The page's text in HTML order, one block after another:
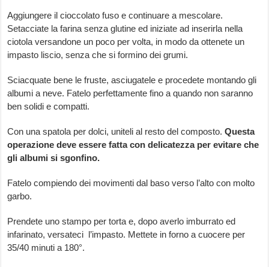
Aggiungere il cioccolato fuso e continuare a mescolare.
Setacciate la farina senza glutine ed iniziate ad inserirla nella
ciotola versandone un poco per volta, in modo da ottenete un
impasto liscio, senza che si formino dei grumi.
Sciacquate bene le fruste, asciugatele e procedete montando gli
albumi a neve. Fatelo perfettamente fino a quando non saranno
ben solidi e compatti.
Con una spatola per dolci, uniteli al resto del composto. Questa
operazione deve essere fatta con delicatezza per evitare che
gli albumi si sgonfino.
Fatelo compiendo dei movimenti dal baso verso l’alto con molto
garbo.
Prendete uno stampo per torta e, dopo averlo imburrato ed
infarinato, versateci l’impasto. Mettete in forno a cuocere per
35/40 minuti a 180°.